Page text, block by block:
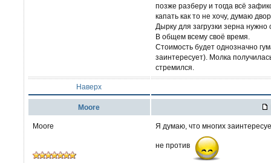
позже разберу и тогда всё
капать как то не хочу, думаю
Дырку для загрузки зерна
В общем всему своё время.
Стоимость будет однозначно
заинтересует). Молка
стремился.
Наверх
Moore
Moore Я думаю, что многих
не против